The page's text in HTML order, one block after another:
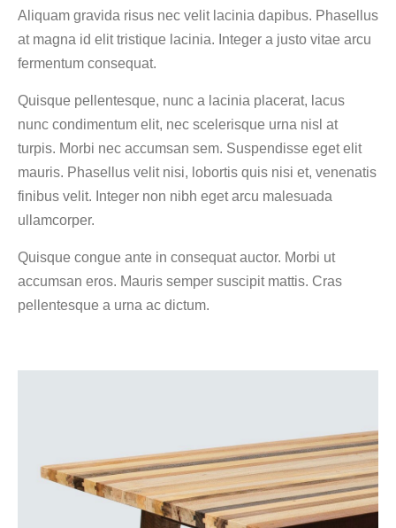
Aliquam gravida risus nec velit lacinia dapibus. Phasellus
at magna id elit tristique lacinia. Integer a justo vitae arcu
fermentum consequat.
Quisque pellentesque, nunc a lacinia placerat, lacus
nunc condimentum elit, nec scelerisque urna nisl at
turpis. Morbi nec accumsan sem. Suspendisse eget elit
mauris. Phasellus velit nisi, lobortis quis nisi et, venenatis
finibus velit. Integer non nibh eget arcu malesuada
ullamcorper.
Quisque congue ante in consequat auctor. Morbi ut
accumsan eros. Mauris semper suscipit mattis. Cras
pellentesque a urna ac dictum.